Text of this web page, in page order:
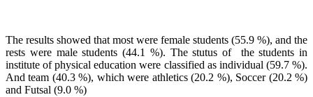
The results showed that most were female students (55.9 %), and the
rests were male students (44.1 %). The stutus of the students in
institute of physical education were classified as individual (59.7 %).
And team (40.3 %), which were athletics (20.2 %), Soccer (20.2 %)
and Futsal (9.0 %)